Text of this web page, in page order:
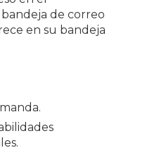
de correo
en su bandeja